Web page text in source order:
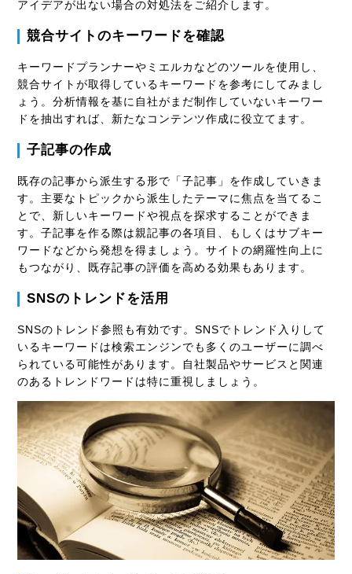
アイデアが出ない場合の対処法をご紹介します。
競合サイトのキーワードを確認
キーワードプランナーやミエルカなどのツールを使用し、
競合サイトが取得しているキーワードを参考にしてみまし
ょう。分析情報を基に自社がまだ制作していないキーワー
ドを抽出すれば、新たなコンテンツ作成に役立てます。
子記事の作成
既存の記事から派生する形で「子記事」を作成していきま
す。主要なトピックから派生したテーマに焦点を当てるこ
とで、新しいキーワードや視点を探求することができま
す。子記事を作る際は親記事の各項目、もしくはサブキー
ワードなどから発想を得ましょう。サイトの網羅性向上に
もつながり、既存記事の評価を高める効果もあります。
SNSのトレンドを活用
SNSのトレンド参照も有効です。SNSでトレンド入りして
いるキーワードは検索エンジンでも多くのユーザーに調べ
られている可能性があります。自社製品やサービスと関連
のあるトレンドワードは特に重視しましょう。